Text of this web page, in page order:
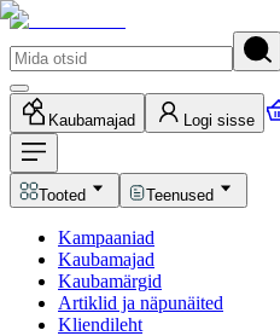
Kaubamajad Logi sisse
Tooted Teenused
Kampaaniad
Kaubamajad
Kaubamärgid
Artiklid ja näpunäited
Kliendileht